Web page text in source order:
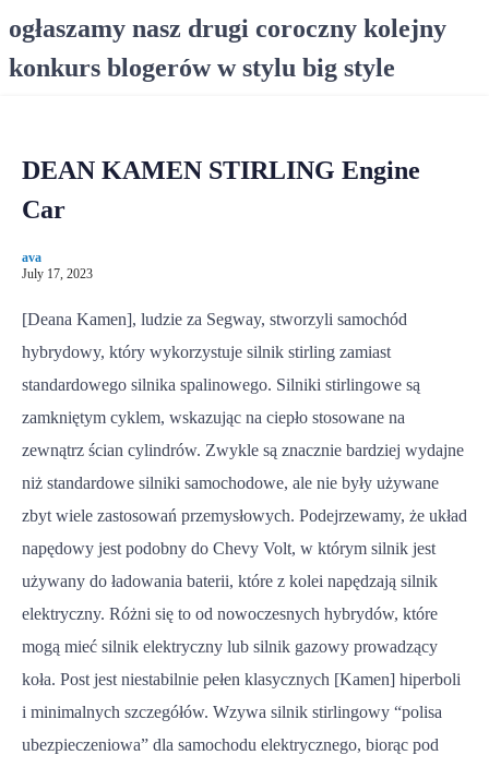
ogłaszamy nasz drugi coroczny kolejny
konkurs blogerów w stylu big style
DEAN KAMEN STIRLING Engine
Car
ava
July 17, 2023
[Deana Kamen], ludzie za Segway, stworzyli samochód
hybrydowy, który wykorzystuje silnik stirling zamiast
standardowego silnika spalinowego. Silniki stirlingowe są
zamkniętym cyklem, wskazując na ciepło stosowane na
zewnątrz ścian cylindrów. Zwykle są znacznie bardziej wydajne
niż standardowe silniki samochodowe, ale nie były używane
zbyt wiele zastosowań przemysłowych. Podejrzewamy, że układ
napędowy jest podobny do Chevy Volt, w którym silnik jest
używany do ładowania baterii, które z kolei napędzają silnik
elektryczny. Różni się to od nowoczesnych hybrydów, które
mogą mieć silnik elektryczny lub silnik gazowy prowadzący
koła. Post jest niestabilnie pełen klasycznych [Kamen] hiperboli
i minimalnych szczegółów. Wzywa silnik stirlingowy “polisa
ubezpieczeniowa” dla samochodu elektrycznego, biorąc pod